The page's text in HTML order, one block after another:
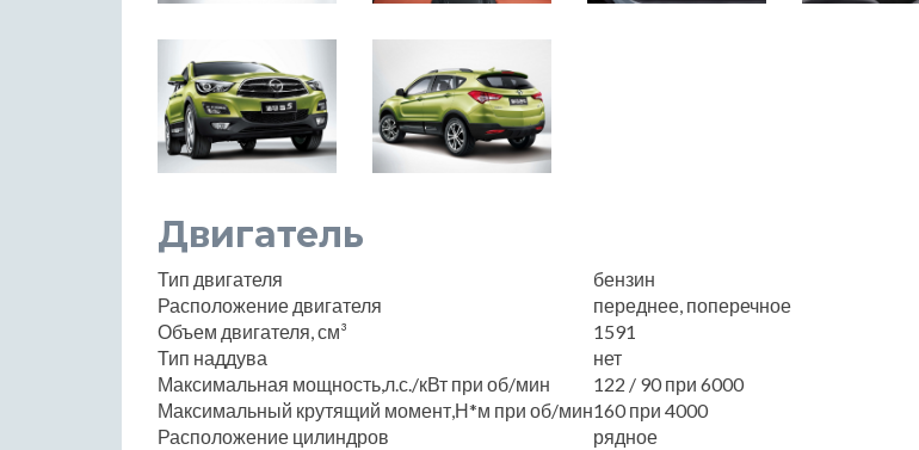
Двигатель
Тип двигателя
бензин
Расположение двигателя
переднее, поперечное
Объем двигателя, см³
1591
Тип наддува
нет
Максимальная мощность,л.с./кВт при об/мин
122 / 90 при 6000
Максимальный крутящий момент,Н*м при об/мин160 при 4000
Расположение цилиндров
рядное